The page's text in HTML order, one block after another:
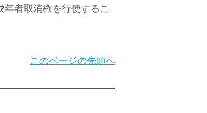
者取消権を行使するこ
このページの先頭へ